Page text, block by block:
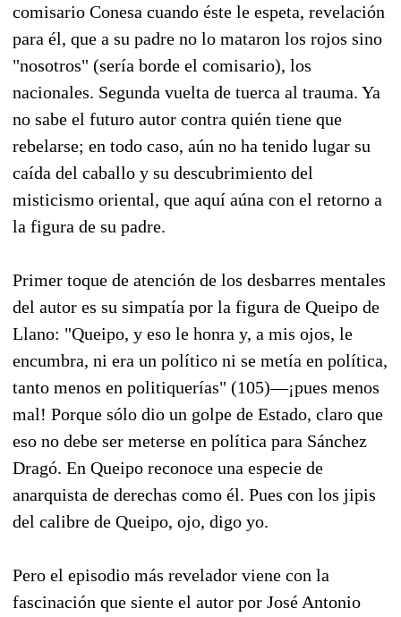
comisario Conesa cuando éste le espeta, revelación
para él, que a su padre no lo mataron los rojos sino
"nosotros" (sería borde el comisario), los
nacionales. Segunda vuelta de tuerca al trauma. Ya
no sabe el futuro autor contra quién tiene que
rebelarse; en todo caso, aún no ha tenido lugar su
caída del caballo y su descubrimiento del
misticismo oriental, que aquí aúna con el retorno a
la figura de su padre.
Primer toque de atención de los desbarres mentales
del autor es su simpatía por la figura de Queipo de
Llano: "Queipo, y eso le honra y, a mis ojos, le
encumbra, ni era un político ni se metía en política,
tanto menos en politiquerías" (105)—¡pues menos
mal! Porque sólo dio un golpe de Estado, claro que
eso no debe ser meterse en política para Sánchez
Dragó. En Queipo reconoce una especie de
anarquista de derechas como él. Pues con los jipis
del calibre de Queipo, ojo, digo yo.
Pero el episodio más revelador viene con la
fascinación que siente el autor por José Antonio